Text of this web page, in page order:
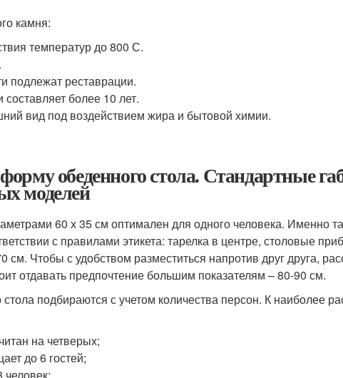
камня:
температур до 800 С.
подлежат реставрации.
составляет более 10 лет.
вид под воздействием жира и бытовой химии.
обеденного стола. Стандартные
моделей
60 х 35 см оптимален для одного человека. Именно
с правилами этикета: тарелка в центре, столовые
Чтобы с удобством разместиться напротив друг друга,
отдавать предпочтение большим показателям – 80-90 см.
подбираются с учетом количества персон. К наиболее
на четверых;
до 6 гостей;